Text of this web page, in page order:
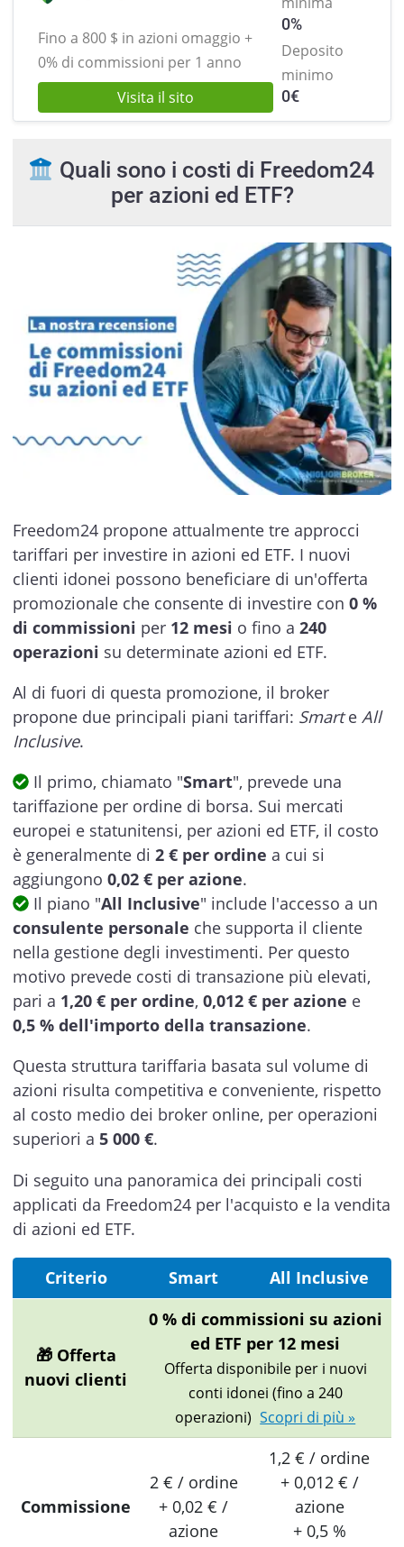
Fino a 800 $ in azioni omaggio +
0% di commissioni per 1 anno
Visita il sito
0%
Deposito
minimo
0€
Quali sono i costi di Freedom24
per azioni ed ETF?
Freedom24 propone attualmente tre approcci
tariffari per investire in azioni ed ETF. I nuovi
clienti idonei possono beneficiare di un'offerta
promozionale che consente di investire con 0 %
di commissioni per 12 mesi o fino a 240
operazioni su determinate azioni ed ETF.
Al di fuori di questa promozione, il broker
propone due principali piani tariffari: Smarte All
Inclusive.
Il primo, chiamato "Smart", prevede una
tariffazione per ordine di borsa. Sui mercati
europei e statunitensi, per azioni ed ETF, il costo
è generalmente di 2 € per ordine a cui si
aggiungono 0,02 € per azione.
Il piano "All Inclusive" include l'accesso a un
consulente personale che supporta il cliente
nella gestione degli investimenti. Per questo
motivo prevede costi di transazione più elevati,
pari a 1,20 € per ordine, 0,012 € per azione e
0,5 % dell'importo della transazione.
Questa struttura tariffaria basata sul volume di
azioni risulta competitiva e conveniente, rispetto
al costo medio dei broker online, per operazioni
superiori a 5 000 €.
Di seguito una panoramica dei principali costi
applicati da Freedom24 per l'acquisto e la vendita
di azioni ed ETF.
Criterio Smart All Inclusive
🎁 Offerta
nuovi clienti
0 % di commissioni su azioni
ed ETF per 12 mesi
Offerta disponibile per i nuovi
conti idonei (fino a 240
operazioni) Scopri di più »
Commissione
2 € / ordine
+ 0,02 € /
azione
1,2 € / ordine
+ 0,012 € /
azione
+ 0,5 %